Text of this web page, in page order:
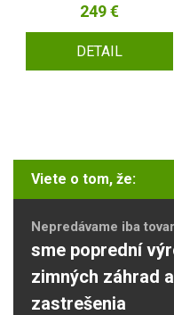
249 €
DETAIL
Viete o tom, že:
Nepredávame iba
sme poprední
zimných záhrad a
zastrešenia